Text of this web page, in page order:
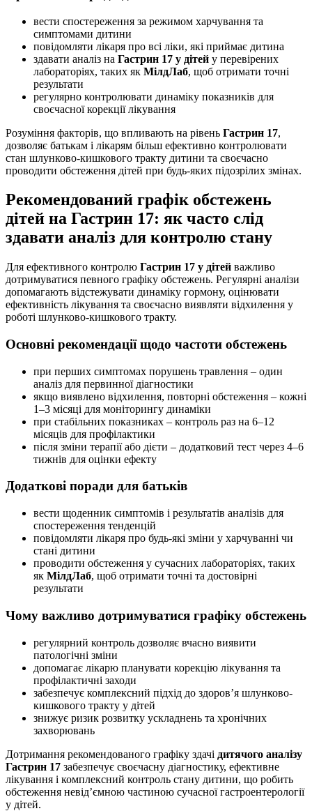
вести спостереження за режимом харчування та
симптомами дитини
повідомляти лікаря про всі ліки, які приймає дитина
здавати аналіз на Гастрин 17 у дітей у перевірених
лабораторіях, таких як МілдЛаб, щоб отримати точні
результати
регулярно контролювати динаміку показників для
своєчасної корекції лікування
Розуміння факторів, що впливають на рівень Гастрин 17,
дозволяє батькам і лікарям більш ефективно контролювати
стан шлунково-кишкового тракту дитини та своєчасно
проводити обстеження дітей при будь-яких підозрілих змінах.
Рекомендований графік обстежень
дітей на Гастрин 17: як часто слід
здавати аналіз для контролю стану
Для ефективного контролю Гастрин 17 у дітей важливо
дотримуватися певного графіку обстежень. Регулярні аналізи
допомагають відстежувати динаміку гормону, оцінювати
ефективність лікування та своєчасно виявляти відхилення у
роботі шлунково-кишкового тракту.
Основні рекомендації щодо частоти обстежень
при перших симптомах порушень травлення – один
аналіз для первинної діагностики
якщо виявлено відхилення, повторні обстеження – кожні
1–3 місяці для моніторингу динаміки
при стабільних показниках – контроль раз на 6–12
місяців для профілактики
після зміни терапії або дієти – додатковий тест через 4–6
тижнів для оцінки ефекту
Додаткові поради для батьків
вести щоденник симптомів і результатів аналізів для
спостереження тенденцій
повідомляти лікаря про будь-які зміни у харчуванні чи
стані дитини
проводити обстеження у сучасних лабораторіях, таких
як МілдЛаб, щоб отримати точні та достовірні
результати
Чому важливо дотримуватися графіку обстежень
регулярний контроль дозволяє вчасно виявити
патологічні зміни
допомагає лікарю планувати корекцію лікування та
профілактичні заходи
забезпечує комплексний підхід до здоров’я шлунково-
кишкового тракту у дітей
знижує ризик розвитку ускладнень та хронічних
захворювань
Дотримання рекомендованого графіку здачі дитячого аналізу
Гастрин 17 забезпечує своєчасну діагностику, ефективне
лікування і комплексний контроль стану дитини, що робить
обстеження невід’ємною частиною сучасної гастроентерології
у дітей.